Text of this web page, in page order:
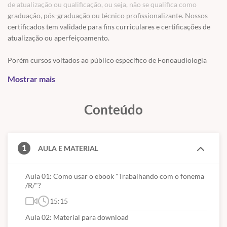
PROGRAMAÇÃO: (arquifonema R)
Aula 01: Como usar o ebook "Trabalhando com o arquifonema
/R/"?
arquifonema /R/"
Introdução
Dicas para realização fonoarticulatória do fonema
Atividades com palavras simples
Atividades com frases
Atividades com histórias
de atualização ou qualificação, ou seja, não se qualifica como
graduação, pós-graduação ou técnico profissionalizante. Nossos
certificados tem validade para fins curriculares e certificações de
atualização ou aperfeiçoamento.
Porém cursos voltados ao público específico de Fonoaudiologia
profissional para recebimento da certificação por serem cursos que
Mostrar mais
Conteúdo
1 AULA E MATERIAL
Aula 01: Como usar o ebook "Trabalhando com o fonema
/R/"?
15:15
Aula 02: Material para download